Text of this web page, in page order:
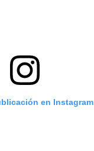
en Instagram